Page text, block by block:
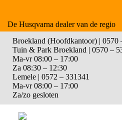
De Husqvarna dealer van de regio
Broekland (Hoofdkantoor) | 0570
Tuin & Park Broekland | 0570 –
Ma-vr 08:00 – 17:00
Za 08:30 – 12:30
Lemele | 0572 – 331341
Ma-vr 08:00 – 17:00
Za/zo gesloten